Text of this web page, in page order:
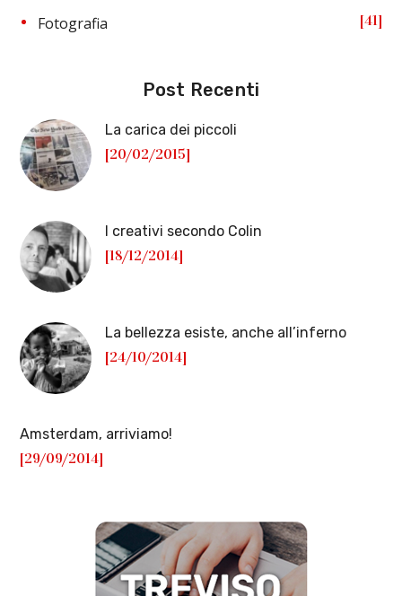
Fotografia 41
Post Recenti
La carica dei piccoli
[20/02/2015]
I creativi secondo Colin
[18/12/2014]
La bellezza esiste, anche all’inferno
[24/10/2014]
Amsterdam, arriviamo!
[29/09/2014]